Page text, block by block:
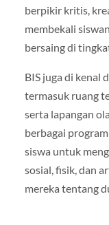
berpikir kritis,
membekali
bersaing di
BIS juga di kenal
termasuk ruang
serta lapangan
berbagai
siswa untuk
sosial, fisik, dan
mereka tentang